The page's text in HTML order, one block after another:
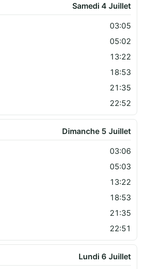
Samedi 4 Juillet
03:05
05:02
13:22
18:53
21:35
22:52
Dimanche 5 Juillet
03:06
05:03
13:22
18:53
21:35
22:51
Lundi 6 Juillet